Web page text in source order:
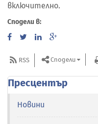
включително.
Сподели в:
RSS Сподели
Пресцентър
Новини